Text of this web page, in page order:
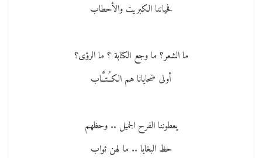
فحياتنا الكبريت والأحطاب
ما الشعر؟ ما وجع الكتابة ؟ ما الرؤى؟
أولى ضحايانا هم الكـُـتــَّاب
يعطوننا الفرح الجميل .. وحظهم
حظ البغايا .. ما لهن ثواب